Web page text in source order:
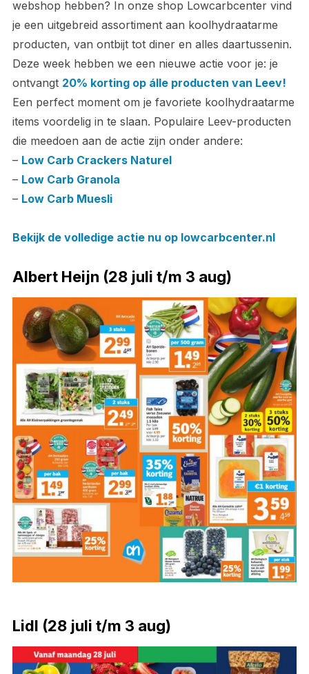
webshop hebben? In onze shop Lowcarbcenter vind
je een uitgebreid assortiment aan koolhydraatarme
producten, van ontbijt tot diner en alles daartussenin.
Deze week hebben we een nieuwe actie voor je: je
ontvangt 20% korting op álle producten van Leev!
Een perfect moment om je favoriete koolhydraatarme
items voordelig in te slaan. Populaire Leev-producten
die meedoen aan de actie zijn onder andere:
– Low Carb Crackers Naturel
– Low Carb Granola
– Low Carb Muesli
Bekijk de volledige actie nu op lowcarbcenter.nl
Albert Heijn (28 juli t/m 3 aug)
Lidl (28 juli t/m 3 aug)